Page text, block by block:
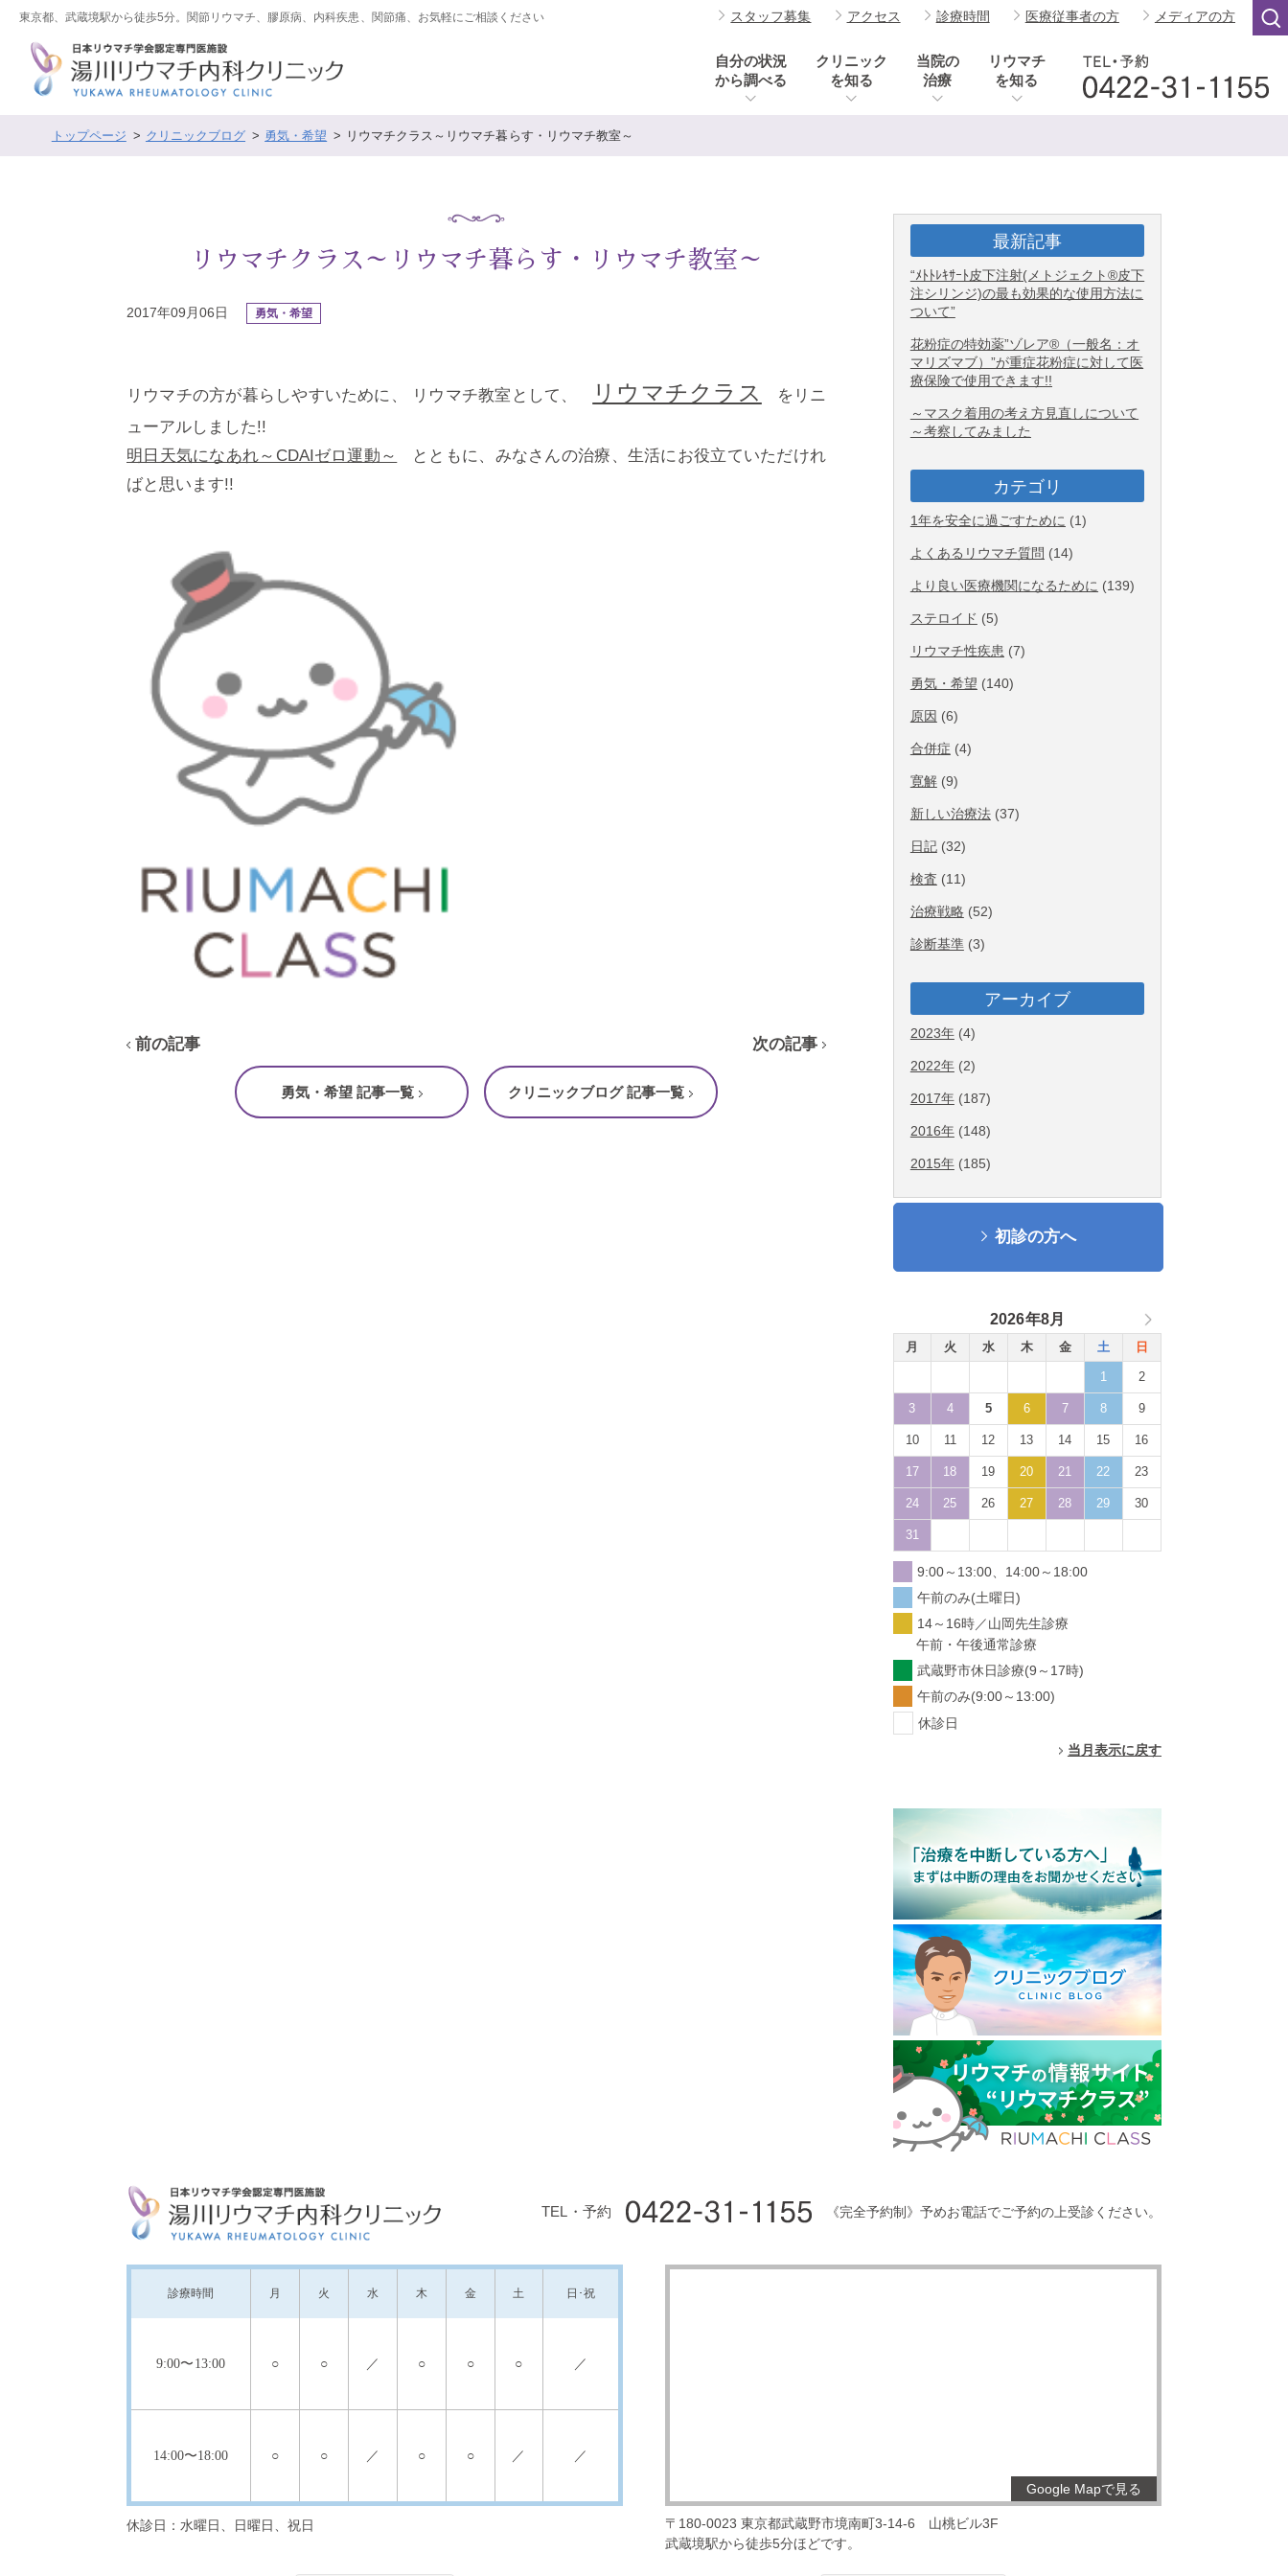
東京都、武蔵境駅から徒歩5分。関節リウマチ、膠原病、内科疾患、関節痛、お気軽にご相談ください
自分の状況
から調べる
クリニック
を知る
当院の
治療
リウマチ
を知る
スタッフ募集 アクセス 診療時間 医療従事者の方 メディアの方
トップページ クリニックブログ 勇気・希望 リウマチクラス～リウマチ暮らす・リウマチ教室～
リウマチクラス～リウマチ暮らす・リウマチ教室～
2017年09月06日 勇気・希望
リウマチの方が暮らしやすいために、 リウマチ教室として、 リウマチクラス
をリニ
ューアルしました!!
明日天気になあれ～CDAIゼロ運動～
とともに、みなさんの治療、生活にお役立ていただけれ
ばと思います!!
前の記事 次の記事
勇気・希望 記事一覧 クリニックブログ 記事一覧
最新記事
“ﾒﾄﾄﾚｷｻｰﾄ皮下注射(メトジェクト®皮下
注シリンジ)の最も効果的な使用方法に
ついて”
花粉症の特効薬”ゾレア®（一般名：オ
マリズマブ）”が重症花粉症に対して医
療保険で使用できます!!
～マスク着用の考え方見直しについて
～考察してみました
カテゴリ
1年を安全に過ごすために (1)
よくあるリウマチ質問 (14)
より良い医療機関になるために (139)
ステロイド (5)
リウマチ性疾患 (7)
勇気・希望 (140)
原因 (6)
合併症 (4)
寛解(9)
新しい治療法(37)
日記(32)
検査 (11)
治療戦略 (52)
診断基準(3)
アーカイブ
2023年(4)
2022年(2)
2017年(187)
2016年(148)
2015年(185)
初診の方へ
2026年8月
月 火 水 木 金 土 日
1 2
3 4 5 6 7 8 9
10 11 12 13 14 15 16
17 18 19 20 21 22 23
24 25 26 27 28 29 30
31
9:00～13:00、14:00～18:00
午前のみ(土曜日)
14～16時／山岡先生診療
午前・午後通常診療
武蔵野市休日診療(9～17時)
午前のみ(9:00～13:00)
休診日
当月表示に戻す
TEL・予約 《完全予約制》予めお電話でご予約の上受診ください。
診療時間 月 火 水 木 金 土 日･祝
9:00〜13:00 ○ ○ ／ ○ ○ ○ ／
14:00〜18:00 ○ ○ ／ ○ ○ ／ ／
休診日：水曜日、日曜日、祝日
Google Mapで見る
〒180-0023 東京都武蔵野市境南町3-14-6
山桃ビル3F
武蔵境駅から徒歩5分ほどです。